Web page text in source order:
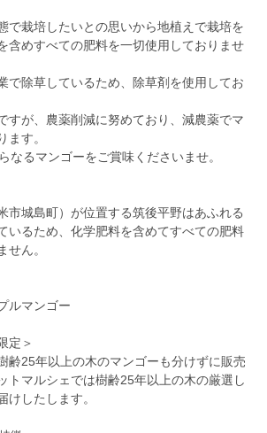
で栽培したいとの思いから地植えで栽培を
含めすべての肥料を一切使用しておりませ
で除草しているため、除草剤を使用してお
すが、農薬削減に努めており、減農薬でマ
ます。
なるマンゴーをご賞味くださいませ。
市城島町）が位置する筑後平野はあふれる
いるため、化学肥料を含めてすべての肥料
せん。
ルマンゴー
定＞
齢25年以上の木のマンゴーも分けずに販売
トマルシェでは樹齢25年以上の木の厳選し
けしたします。